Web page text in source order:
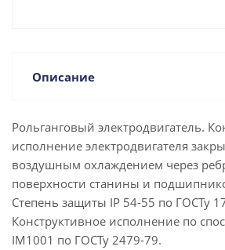
Описание
Рольганговый электродвигатель.
исполнение электродвигателя
воздушным охлаждением через
поверхности станины и
Степень защиты IP 54-55 по ГОСТу
Конструктивное исполнение по
IM1001 по ГОСТу 2479-79.